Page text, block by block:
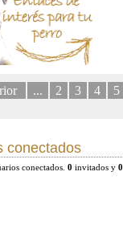
... 2 3 4 5
conectados
conectados. 0 invitados y 0